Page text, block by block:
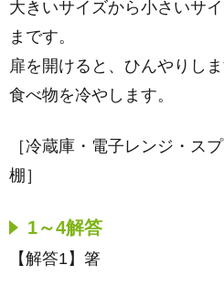
大きいサイズから小さいサ
まです。
扉を開けると、ひんやりしま
食べ物を冷やします。
［冷蔵庫・電子レンジ・ス
棚］
1～4解答
【解答1】箸